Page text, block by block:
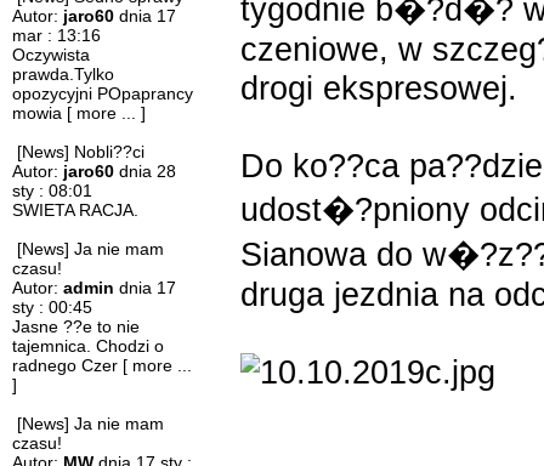
Autor: jaro60 dnia 17
mar : 13:16
Oczywista
prawda.Tylko
opozycyjni POpaprancy
mowia [ more ... ]
[News] Nobli??ci
Autor: jaro60 dnia 28
sty : 08:01
SWIETA RACJA.
[News] Ja nie mam
czasu!
Autor: admin dnia 17
sty : 00:45
Jasne ??e to nie
tajemnica. Chodzi o
radnego Czer [ more ...
]
[News] Ja nie mam
czasu!
tygodnie b�?d�?
czeniowe, w
drogi ekspresowej.
Do ko??ca
udost�?pniony
Sianowa do
druga jezdnia na